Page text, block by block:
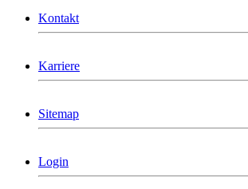
Kontakt
Karriere
Sitemap
Login